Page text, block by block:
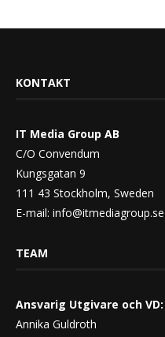
KONTAKT
IT Media Group AB
C/O Convendum
Kungsgatan 9
111 43 Stockholm, Sweden
E-mail: info@itmediagroup.se
TEAM
Ansvarig Utgivare och VD:
Annika Guldroth